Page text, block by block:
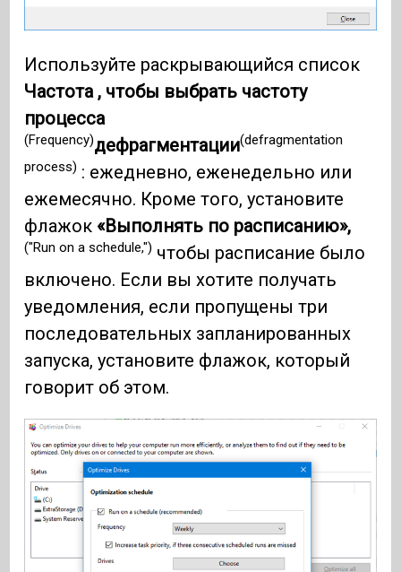
Используйте раскрывающийся список
Частота , чтобы выбрать частоту
процесса
(Frequency)дефрагментации(defragmentation
process) : ежедневно, еженедельно или
ежемесячно. Кроме того, установите
флажок «Выполнять по расписанию»,
("Run on a schedule,") чтобы расписание было
включено. Если вы хотите получать
уведомления, если пропущены три
последовательных запланированных
запуска, установите флажок, который
говорит об этом.